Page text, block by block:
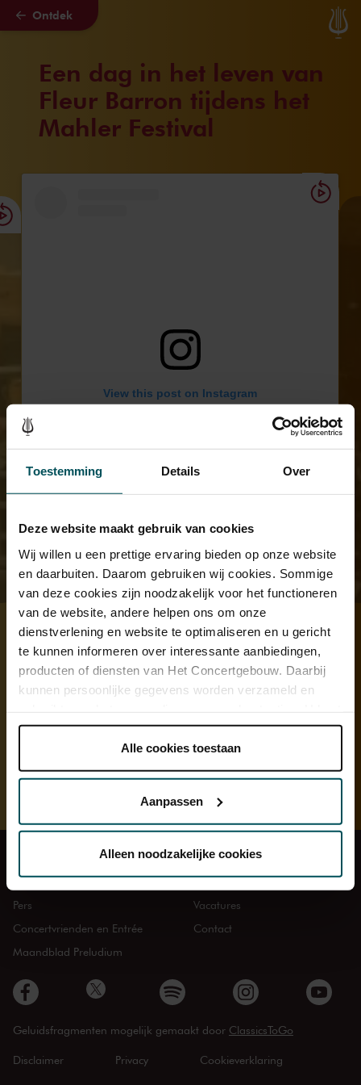
Toestemming Details Over
Deze website maakt gebruik van cookies
Wij willen u een prettige ervaring bieden op onze website
en daarbuiten. Daarom gebruiken wij cookies. Sommige
van deze cookies zijn noodzakelijk voor het functioneren
van de website, andere helpen ons om onze
dienstverlening en website te optimaliseren en u gericht
te kunnen informeren over interessante aanbiedingen,
producten of diensten van Het Concertgebouw. Daarbij
kunnen persoonlijke gegevens worden verzameld en
onder 'aanpassen' zelf welke cookies wij mogen
Lees onze cookieverklaring hier. Lees onze
Via decookieverklaringop onze website kunt u uw
We werken samen met 32 derdendie uw gegevens
kunnen ontvangen en verwerken.
Alle cookies toestaan
Aanpassen
Alleen noodzakelijke cookies
Naar hoofdcontent
Ontdek
Een dag in het leven van
Fleur Barron tijdens het
Mahler Festival
View this post on Instagram
A post shared by Het Concertgebouw (@concertgebouw)
di 10 jun. 2025- Tekst: Het Concertgebouw
Ontmoet de musici
Veelgestelde vragen
Zaalverhuur
Pers
Concertvrienden en Entrée
Maandblad Preludium
Route en parkeren
Organisatie
Vacatures
Contact
Geluidsfragmenten mogelijk gemaakt door ClassicsToGo
Disclaimer Privacy Cookieverklaring